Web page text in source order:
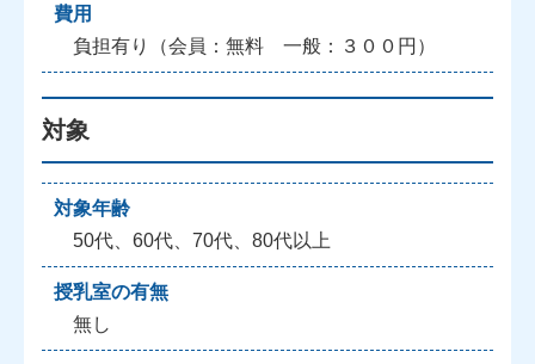
費用
負担有り（会員：無料 一般：３００円）
対象
対象年齢
50代、60代、70代、80代以上
授乳室の有無
無し